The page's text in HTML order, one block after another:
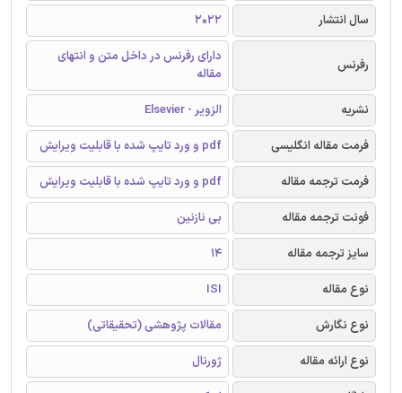
سال انتشار
2022
رفرنس
دارای رفرنس در داخل متن و انتهای
مقاله
نشریه
الزویر - Elsevier
فرمت مقاله انگلیسی
pdf و ورد تایپ شده با قابلیت ویرایش
فرمت ترجمه مقاله
pdf و ورد تایپ شده با قابلیت ویرایش
فونت ترجمه مقاله
بی نازنین
سایز ترجمه مقاله
14
نوع مقاله
ISI
نوع نگارش
مقالات پژوهشی (تحقیقاتی)
نوع ارائه مقاله
ژورنال